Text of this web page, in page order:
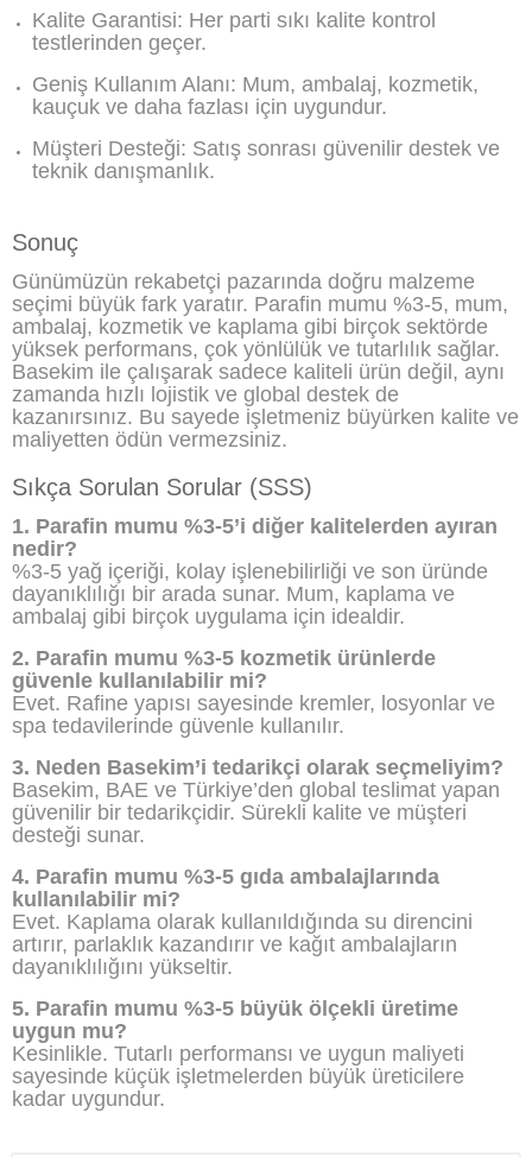
Kalite Garantisi: Her parti sıkı kalite kontrol
testlerinden geçer.
Geniş Kullanım Alanı: Mum, ambalaj, kozmetik,
kauçuk ve daha fazlası için uygundur.
Müşteri Desteği: Satış sonrası güvenilir destek ve
teknik danışmanlık.
Sonuç
Günümüzün rekabetçi pazarında doğru malzeme
seçimi büyük fark yaratır. Parafin mumu %3-5, mum,
ambalaj, kozmetik ve kaplama gibi birçok sektörde
yüksek performans, çok yönlülük ve tutarlılık sağlar.
Basekim ile çalışarak sadece kaliteli ürün değil, aynı
zamanda hızlı lojistik ve global destek de
kazanırsınız. Bu sayede işletmeniz büyürken kalite ve
maliyetten ödün vermezsiniz.
Sıkça Sorulan Sorular (SSS)
1. Parafin mumu %3-5’i diğer kalitelerden ayıran
nedir?
%3-5 yağ içeriği, kolay işlenebilirliği ve son üründe
dayanıklılığı bir arada sunar. Mum, kaplama ve
ambalaj gibi birçok uygulama için idealdir.
2. Parafin mumu %3-5 kozmetik ürünlerde
güvenle kullanılabilir mi?
Evet. Rafine yapısı sayesinde kremler, losyonlar ve
spa tedavilerinde güvenle kullanılır.
3. Neden Basekim’i tedarikçi olarak seçmeliyim?
Basekim, BAE ve Türkiye’den global teslimat yapan
güvenilir bir tedarikçidir. Sürekli kalite ve müşteri
desteği sunar.
4. Parafin mumu %3-5 gıda ambalajlarında
kullanılabilir mi?
Evet. Kaplama olarak kullanıldığında su direncini
artırır, parlaklık kazandırır ve kağıt ambalajların
dayanıklılığını yükseltir.
5. Parafin mumu %3-5 büyük ölçekli üretime
uygun mu?
Kesinlikle. Tutarlı performansı ve uygun maliyeti
sayesinde küçük işletmelerden büyük üreticilere
kadar uygundur.